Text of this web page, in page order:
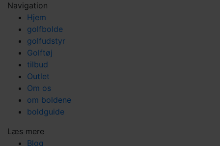
Navigation
Hjem
golfbolde
golfudstyr
Golftøj
tilbud
Outlet
Om os
om boldene
boldguide
Læs mere
Blog